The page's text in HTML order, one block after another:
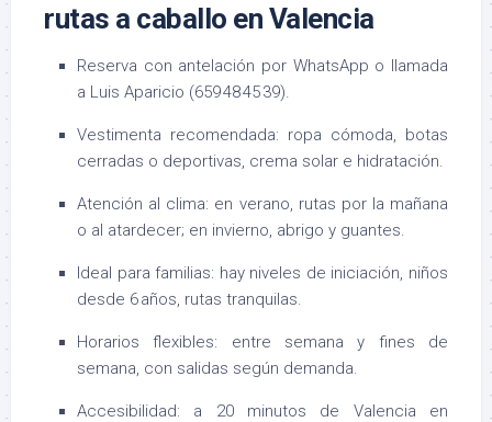
rutas a caballo en Valencia
Reserva con antelación por WhatsApp o llamada
a Luis Aparicio (659 48 45 39).
Vestimenta recomendada: ropa cómoda, botas
cerradas o deportivas, crema solar e hidratación.
Atención al clima: en verano, rutas por la mañana
o al atardecer; en invierno, abrigo y guantes.
Ideal para familias: hay niveles de iniciación, niños
desde 6 años, rutas tranquilas.
Horarios flexibles: entre semana y fines de
semana, con salidas según demanda.
Accesibilidad: a 20 minutos de Valencia en